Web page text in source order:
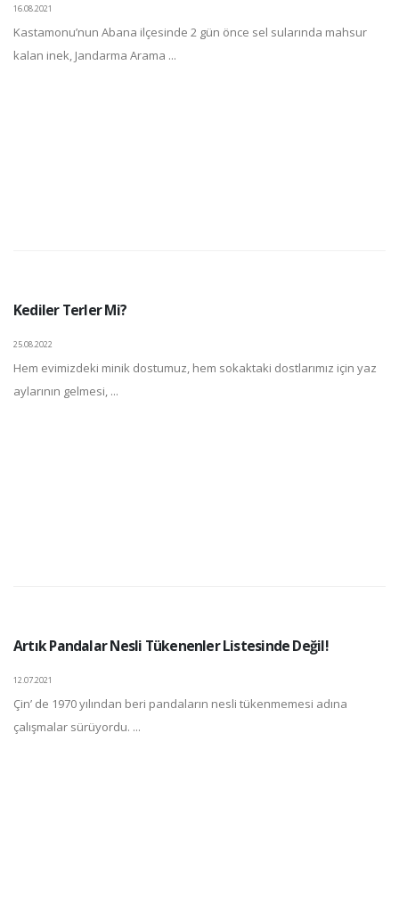
16.08.2021
Kastamonu’nun Abana ilçesinde 2 gün önce sel sularında mahsur
kalan inek, Jandarma Arama ...
Kediler Terler Mi?
25.08.2022
Hem evimizdeki minik dostumuz, hem sokaktaki dostlarımız için yaz
aylarının gelmesi, ...
Artık Pandalar Nesli Tükenenler Listesinde Değil!
12.07.2021
Çin’ de 1970 yılından beri pandaların nesli tükenmemesi adına
çalışmalar sürüyordu. ...